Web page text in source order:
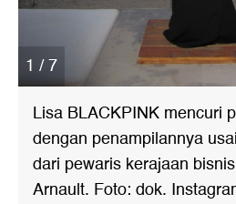
1 / 7
Lisa BLACKPINK mencuri
dengan penampilannya
dari pewaris kerajaan
Arnault. Foto: dok.